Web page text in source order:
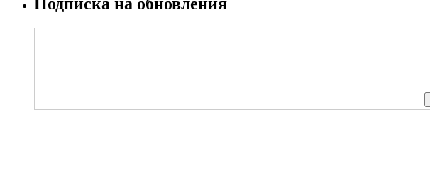
Подписка на обновления